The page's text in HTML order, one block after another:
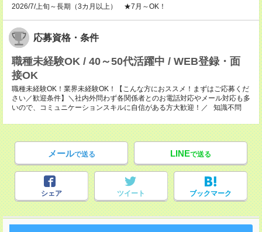
2026/7/上旬～長期（3カ月以上） ★7月～OK！
応募資格・条件
職種未経験OK / 40～50代活躍中 / WEB登録・面
接OK
職種未経験OK！業界未経験OK！【こんな方におススメ！まずはご応募くだ
さい／歓迎条件】＼社内外問わず各関係者とのお電話対応やメール対応も多
いので、コミュニケーションスキルに自信がある方大歓迎！／ 知識不問
メールで送る LINEで送る
シェア ツイート ブックマーク